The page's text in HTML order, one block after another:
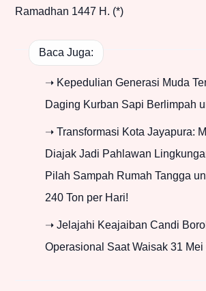
Ramadhan 1447 H. (*)
Baca Juga:
➝ Kepedulian Generasi Muda
Daging Kurban Sapi Berlimpah
➝ Transformasi Kota Jayapura:
Diajak Jadi Pahlawan
Pilah Sampah Rumah Tangga
240 Ton per Hari!
➝ Jelajahi Keajaiban Candi
Operasional Saat Waisak 31 Mei